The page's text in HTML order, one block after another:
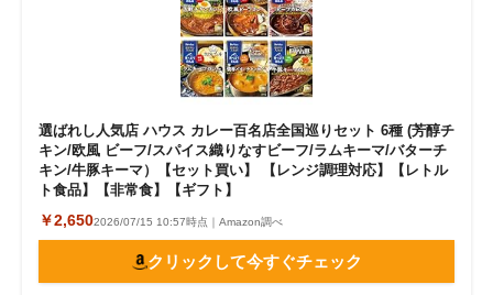
選ばれし人気店 ハウス カレー百名店全国巡りセット 6種 (芳醇チ
キン/欧風 ビーフ/スパイス織りなすビーフ/ラムキーマ/バターチ
キン/牛豚キーマ）【セット買い】 【レンジ調理対応】【レトル
ト食品】【非常食】【ギフト】
￥2,6502026/07/15 10:57時点｜Amazon調べ
クリックして今すぐチェック